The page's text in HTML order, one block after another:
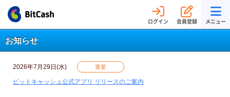
ログイン 会員登録 メニュー
お知らせ
2026年7月29日(水) 重要
ビットキャッシュ公式アプリ リリースのご案内